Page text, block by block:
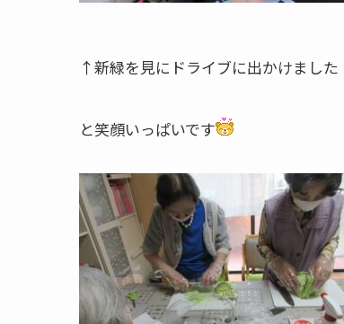
↑新緑を見にドライブに出かけました
と笑顔いっぱいです